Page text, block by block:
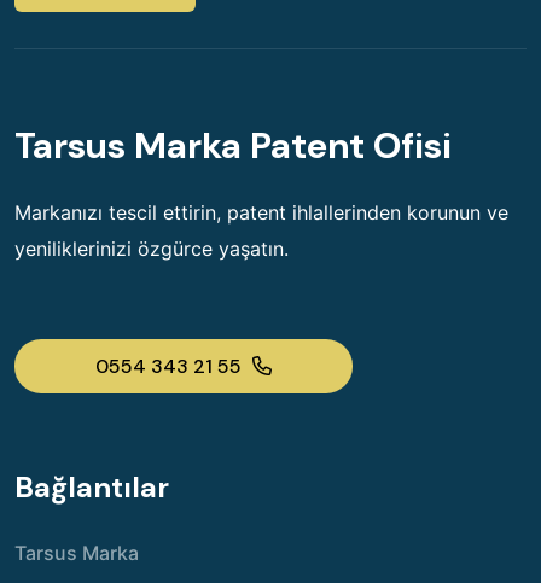
Tarsus Marka Patent Ofisi
Markanızı tescil ettirin, patent ihlallerinden korunun ve
yeniliklerinizi özgürce yaşatın.
0554 343 21 55
Bağlantılar
Tarsus Marka